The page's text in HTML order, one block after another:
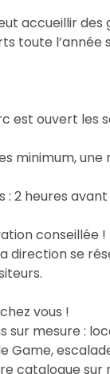
accueillir des
toute l’année
est ouvert les
minimum,
2 heures
conseillée !
direction se
vous !
sur mesure :
Game,
catalogue